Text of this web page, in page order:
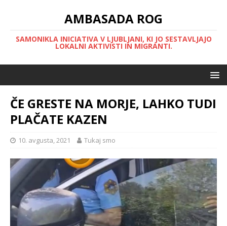
AMBASADA ROG
SAMONIKLA INICIATIVA V LJUBLJANI, KI JO SESTAVLJAJO
LOKALNI AKTIVISTI IN MIGRANTI.
ČE GRESTE NA MORJE, LAHKO TUDI
PLAČATE KAZEN
10. avgusta, 2021 Tukaj smo